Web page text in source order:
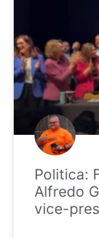
Politica:
Alfredo
vice-